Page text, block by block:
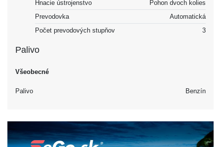
Hnacie ústrojenstvo
Pohon dvoch kolies
Prevodovka
Automatická
Počet prevodových stupňov
3
Palivo
Všeobecné
Palivo Benzín